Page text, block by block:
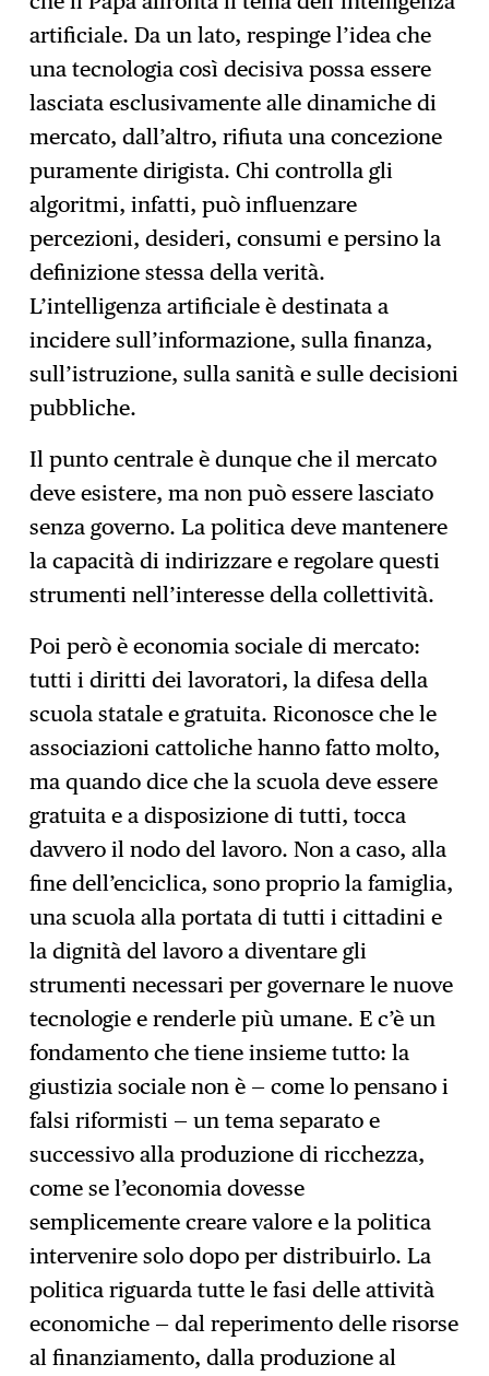
artificiale. Da un lato, respinge l’idea che
una tecnologia così decisiva possa essere
lasciata esclusivamente alle dinamiche di
mercato, dall’altro, rifiuta una concezione
puramente dirigista. Chi controlla gli
algoritmi, infatti, può influenzare
percezioni, desideri, consumi e persino la
definizione stessa della verità.
L’intelligenza artificiale è destinata a
incidere sull’informazione, sulla finanza,
sull’istruzione, sulla sanità e sulle decisioni
pubbliche.
Il punto centrale è dunque che il mercato
deve esistere, ma non può essere lasciato
senza governo. La politica deve mantenere
la capacità di indirizzare e regolare questi
strumenti nell’interesse della collettività.
Poi però è economia sociale di mercato:
tutti i diritti dei lavoratori, la difesa della
scuola statale e gratuita. Riconosce che le
associazioni cattoliche hanno fatto molto,
ma quando dice che la scuola deve essere
gratuita e a disposizione di tutti, tocca
davvero il nodo del lavoro. Non a caso, alla
fine dell’enciclica, sono proprio la famiglia,
una scuola alla portata di tutti i cittadini e
la dignità del lavoro a diventare gli
strumenti necessari per governare le nuove
tecnologie e renderle più umane. E c’è un
fondamento che tiene insieme tutto: la
giustizia sociale non è — come lo pensano i
falsi riformisti — un tema separato e
successivo alla produzione di ricchezza,
come se l’economia dovesse
semplicemente creare valore e la politica
intervenire solo dopo per distribuirlo. La
politica riguarda tutte le fasi delle attività
economiche — dal reperimento delle risorse
al finanziamento, dalla produzione al